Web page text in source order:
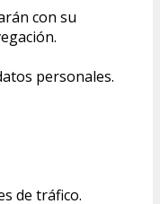
con su
personales.
de tráfico.